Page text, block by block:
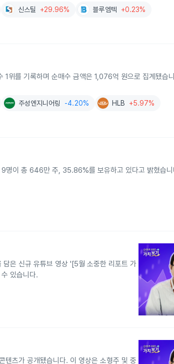
신스틸 +29.96% 블루엠텍 +0.23%
를 기록하며 순매수 금액은 1,076억 원으로 집계됐습
주성엔지니어링 -4.20% HLB +5.97%
명이 총 646만 주, 35.86%를 보유하고 있다고 밝혔습
은 신규 유튜브 영상 '[5월 소중한 리포트 가
있습니다.
츠가 공개됐습니다. 이 영상은 소형주 및 중